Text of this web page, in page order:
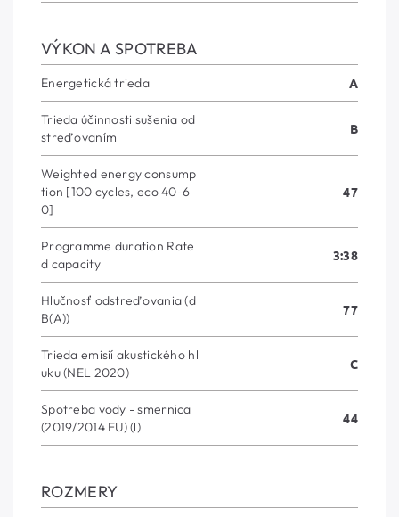
VÝKON A SPOTREBA
Energetická trieda A
Trieda účinnosti sušenia od
streďovaním
B
Weighted energy consump
tion [100 cycles, eco 40-6
0]
47
Programme duration Rate
d capacity
3:38
Hlučnosť odstreďovania (d
B(A))
77
Trieda emisií akustického hl
uku (NEL 2020)
C
Spotreba vody - smernica
(2019/2014 EU) (l)
44
ROZMERY